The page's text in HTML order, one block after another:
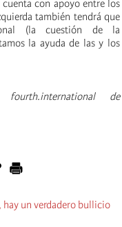
con apoyo entre los
también tendrá que
(la cuestión de la
la ayuda de las y los
de
hay un verdadero bullicio